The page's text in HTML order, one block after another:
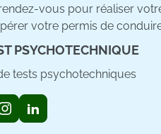
vous pour réaliser
votre permis de
PSYCHOTECHNIQUE
tests psychotechniques